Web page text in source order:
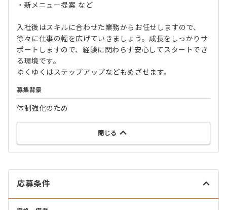
・新メニュー提案 など
入社後はスキルに合わせた業務からお任せしますので、
徐々に仕事の幅を広げていきましょう。成長をしっかりサ
ポートしますので、経験に関わらず安心してスタートでき
る環境です。
ゆくゆくはステップアップなどもめざせます。
募集背景
体制強化のため
閉じる
応募条件